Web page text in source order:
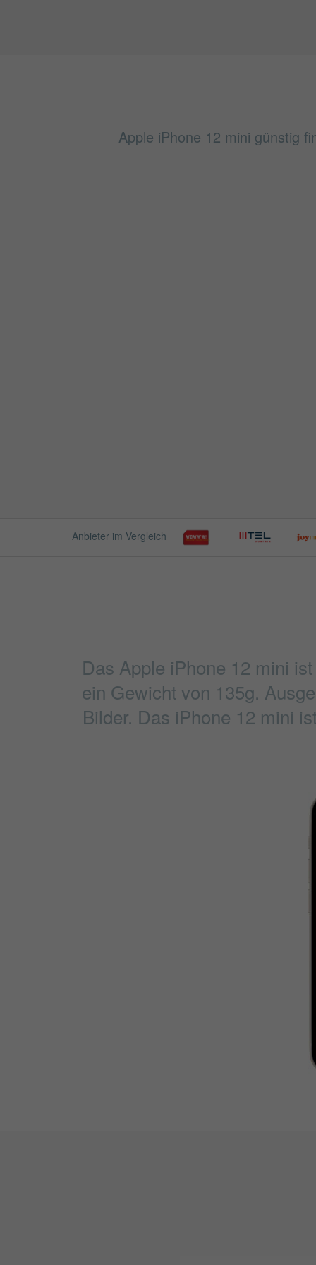
Apple iPhone 12 mini günstig
Anbieter im Vergleich
Das Apple iPhone 12 mini
ein Gewicht von 135g.
Bilder. Das iPhone 12 mini